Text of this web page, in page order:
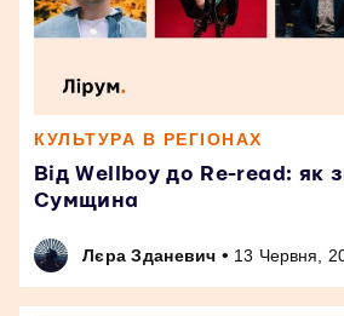
КУЛЬТУРА В РЕГІОНАХ
Від Wellboy до Re-read: як
Сумщина
Лєра Зданевич • 13 Червня,